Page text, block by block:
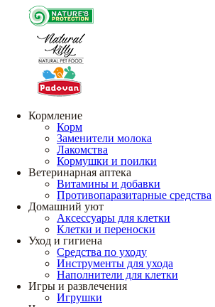
Кормление
Корм
Заменители молока
Лакомства
Кормушки и поилки
Ветеринарная аптека
Витамины и добавки
Противопаразитарные средства
Домашний уют
Аксессуары для клетки
Клетки и переноски
Уход и гигиена
Средства по уходу
Инструменты для ухода
Наполнители для клетки
Игры и развлечения
Игрушки